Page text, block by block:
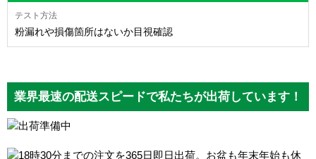
粉漏れや損傷箇所はないか目視確認
業界最速の配送スピードで私たちが出荷しています！